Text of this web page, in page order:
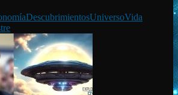
DescubrimientosUniversoVida